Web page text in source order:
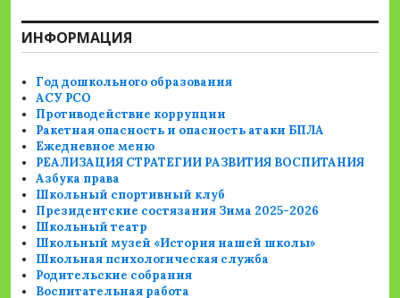
ИНФОРМАЦИЯ
Год дошкольного образования
АСУ РСО
Противодействие коррупции
Ракетная опасность и опасность атаки БПЛА
Ежедневное меню
РЕАЛИЗАЦИЯ СТРАТЕГИИ РАЗВИТИЯ ВОСПИТАНИЯ
Азбука права
Школьный спортивный клуб
Президентские состязания Зима 2025-2026
Школьный театр
Школьный музей «История нашей школы»
Школьная психологическая служба
Родительские собрания
Воспитательная работа